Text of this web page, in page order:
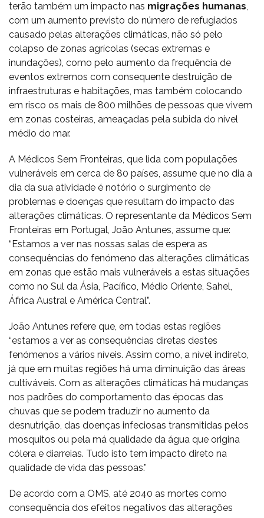
terão também um impacto nas migrações humanas,
com um aumento previsto do número de refugiados
causado pelas alterações climáticas, não só pelo
colapso de zonas agrícolas (secas extremas e
inundações), como pelo aumento da frequência de
eventos extremos com consequente destruição de
infraestruturas e habitações, mas também colocando
em risco os mais de 800 milhões de pessoas que vivem
em zonas costeiras, ameaçadas pela subida do nível
médio do mar.
A Médicos Sem Fronteiras, que lida com populações
vulneráveis em cerca de 80 países, assume que no dia a
dia da sua atividade é notório o surgimento de
problemas e doenças que resultam do impacto das
alterações climáticas. O representante da Médicos Sem
Fronteiras em Portugal, João Antunes, assume que:
“Estamos a ver nas nossas salas de espera as
consequências do fenómeno das alterações climáticas
em zonas que estão mais vulneráveis a estas situações
como no Sul da Ásia, Pacífico, Médio Oriente, Sahel,
África Austral e América Central”.
João Antunes refere que, em todas estas regiões
“estamos a ver as consequências diretas destes
fenómenos a vários níveis. Assim como, a nível indireto,
já que em muitas regiões há uma diminuição das áreas
cultiváveis. Com as alterações climáticas há mudanças
nos padrões do comportamento das épocas das
chuvas que se podem traduzir no aumento da
desnutrição, das doenças infeciosas transmitidas pelos
mosquitos ou pela má qualidade da água que origina
cólera e diarreias. Tudo isto tem impacto direto na
qualidade de vida das pessoas.”
De acordo com a OMS, até 2040 as mortes como
consequência dos efeitos negativos das alterações